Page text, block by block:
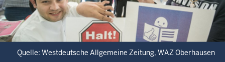
Quelle: Westdeutsche Allgemeine Zeitung, WAZ Oberhausen